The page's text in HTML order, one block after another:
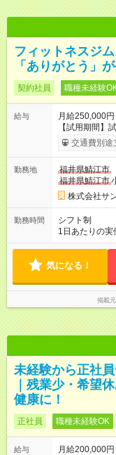
フィットネスジ
「ありがとう」
契約社員 職種未経験
給与
月給250,000
【試用期間】
給与は本採用
交通費別途
勤務地
福井県鯖江市
福井県鯖江市
株式会社サ
勤務時間
シフト制
1日あたりの
20：00 ■土日祝／10：00
気になる！
掲載
未経験から正社
｜残業少・希望
健康に！
正社員 職種未経験OK
給与
月給200,000